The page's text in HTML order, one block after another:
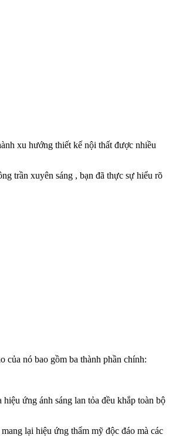
xu hướng thiết kế nội thất được nhiều
trần xuyên sáng , bạn đã thực sự hiểu rõ
của nó bao gồm ba thành phần chính:
ứng ánh sáng lan tỏa đều khắp toàn bộ
lại hiệu ứng thẩm mỹ độc đáo mà các